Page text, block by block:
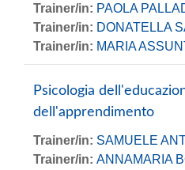
Trainer/in: PAOLA
Trainer/in: DONATELLA
Trainer/in: MARIA
Psicologia
dell'apprendimento
Trainer/in: SAMUELE
Trainer/in: ANNAMARIA